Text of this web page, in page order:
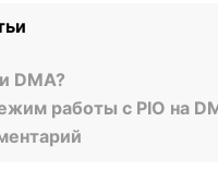
DMA?
работы с PIO на